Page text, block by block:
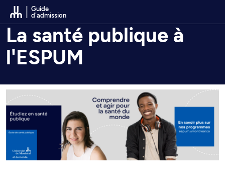
Passer au contenu
Guide
d'admission
La santé publique à
l'ESPUM